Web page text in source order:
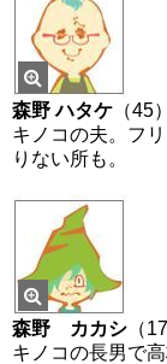
森野 ハタケ （45）
キノコの夫。フ
りない所も。
森野 カカシ （
キノコの長男で